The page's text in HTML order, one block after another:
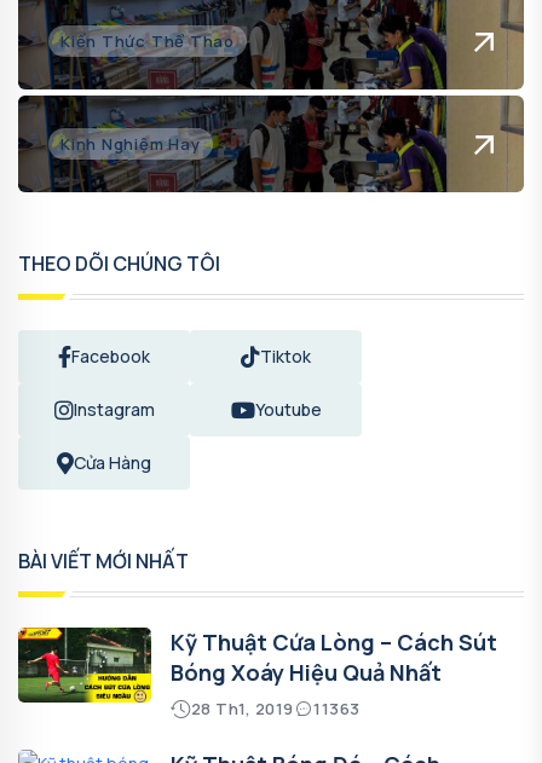
Kiến Thức Thể Thao
Kinh Nghiệm Hay
THEO DÕI CHÚNG TÔI
Facebook Tiktok
Instagram Youtube
Cửa Hàng
BÀI VIẾT MỚI NHẤT
Kỹ Thuật Cứa Lòng – Cách Sút
Bóng Xoáy Hiệu Quả Nhất
28 Th1, 2019 11363